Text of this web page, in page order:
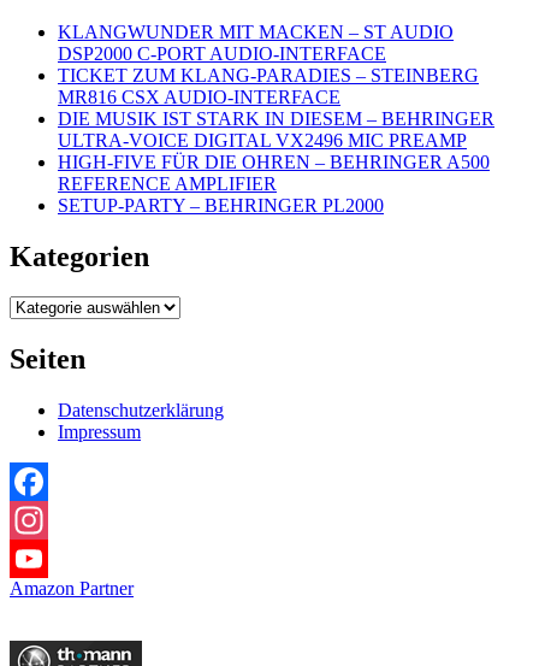
KLANGWUNDER MIT MACKEN – ST AUDIO
DSP2000 C-PORT AUDIO-INTERFACE
TICKET ZUM KLANG-PARADIES – STEINBERG
MR816 CSX AUDIO-INTERFACE
DIE MUSIK IST STARK IN DIESEM – BEHRINGER
ULTRA-VOICE DIGITAL VX2496 MIC PREAMP
HIGH-FIVE FÜR DIE OHREN – BEHRINGER A500
REFERENCE AMPLIFIER
SETUP-PARTY – BEHRINGER PL2000
Kategorien
Kategorien
Seiten
Datenschutzerklärung
Impressum
Facebook
Instagram
YouTube
Amazon Partner